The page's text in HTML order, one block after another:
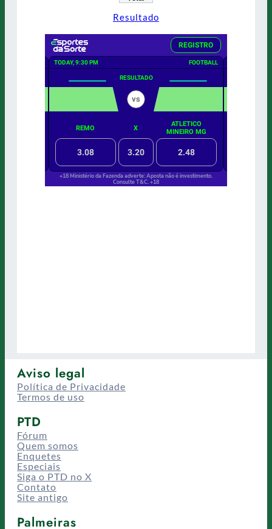
Resultado
Aviso legal
Política de Privacidade
Termos de uso
PTD
Fórum
Quem somos
Enquetes
Especiais
Siga o PTD no X
Contato
Site antigo
Palmeiras